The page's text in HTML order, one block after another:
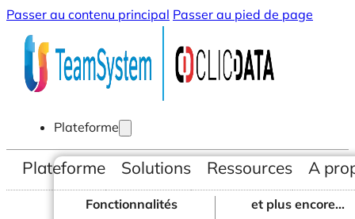
Passer au contenu principal Passer au pied de page
Plateforme
Fonctionnalités
et plus encore...
Plateforme Solutions Ressources A